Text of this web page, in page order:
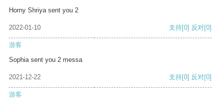
Horny Shriya sent you 2
2022-01-10 支持[0] 反对[0]
游客
Sophia sent you 2 messa
2021-12-22 支持[0] 反对[0]
游客